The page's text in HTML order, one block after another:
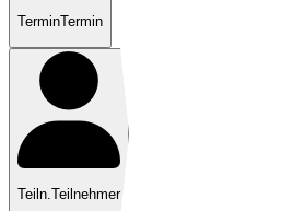
TerminTermin
Teiln.Teilnehmer